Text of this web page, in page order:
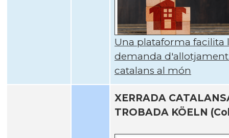
Una plataforma facilita
demanda
catalans al món
XERRADA
TROBADA KÖELN